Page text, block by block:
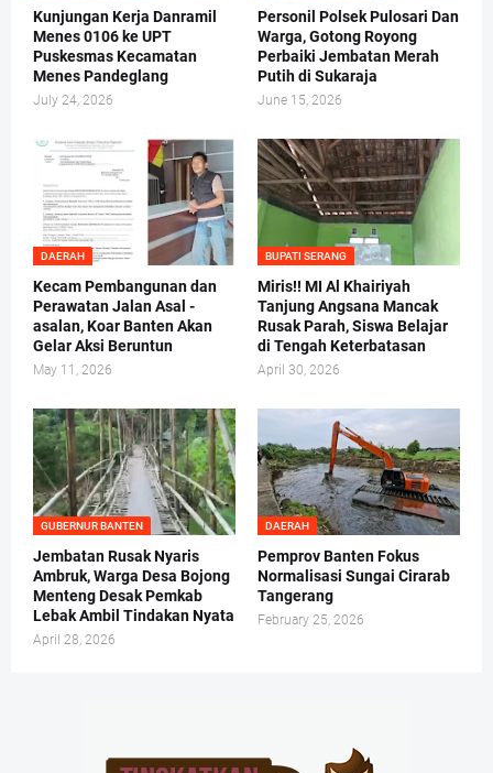
Kunjungan Kerja Danramil
Menes 0106 ke UPT
Puskesmas Kecamatan
Menes Pandeglang
July 24, 2026
Personil Polsek Pulosari Dan
Warga, Gotong Royong
Perbaiki Jembatan Merah
Putih di Sukaraja
June 15, 2026
DAERAH
Kecam Pembangunan dan
Perawatan Jalan Asal -
asalan, Koar Banten Akan
Gelar Aksi Beruntun
May 11, 2026
BUPATI SERANG
Miris!! MI Al Khairiyah
Tanjung Angsana Mancak
Rusak Parah, Siswa Belajar
di Tengah Keterbatasan
April 30, 2026
GUBERNUR BANTEN
Jembatan Rusak Nyaris
Ambruk, Warga Desa Bojong
Menteng Desak Pemkab
Lebak Ambil Tindakan Nyata
April 28, 2026
DAERAH
Pemprov Banten Fokus
Normalisasi Sungai Cirarab
Tangerang
February 25, 2026